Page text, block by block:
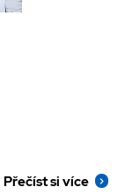
Přečíst si více